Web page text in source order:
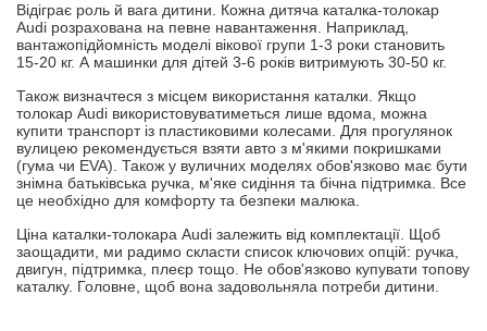
Відіграє роль й вага дитини. Кожна дитяча каталка-толокар
Audi розрахована на певне навантаження. Наприклад,
вантажопідйомність моделі вікової групи 1-3 роки становить
15-20 кг. А машинки для дітей 3-6 років витримують 30-50 кг.
Також визначтеся з місцем використання каталки. Якщо
толокар Audi використовуватиметься лише вдома, можна
купити транспорт із пластиковими колесами. Для прогулянок
вулицею рекомендується взяти авто з м'якими покришками
(гума чи EVA). Також у вуличних моделях обов'язково має бути
знімна батьківська ручка, м'яке сидіння та бічна підтримка. Все
це необхідно для комфорту та безпеки малюка.
Ціна каталки-толокара Audi залежить від комплектації. Щоб
заощадити, ми радимо скласти список ключових опцій: ручка,
двигун, підтримка, плеєр тощо. Не обов'язково купувати топову
каталку. Головне, щоб вона задовольняла потреби дитини.